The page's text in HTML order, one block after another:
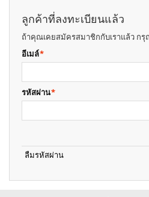
ลูกค้าที่ลงทะเบียนแล้ว
ถ้าคุณเคยสมัครสมาชิกกับเราแล้ว กรุ
*
อีเมล์
*
รหัสผ่าน
ลืมรหัสผ่าน